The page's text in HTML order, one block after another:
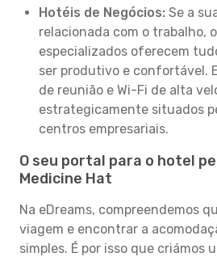
Hotéis de Negócios: Se a
relacionada com o trabalho,
especializados oferecem
ser produtivo e confortável.
de reunião e Wi-Fi de alta
estrategicamente situados
centros empresariais.
O seu portal para o hotel
Medicine Hat
Na eDreams, compreendemos
viagem e encontrar a
simples. É por isso que criámos